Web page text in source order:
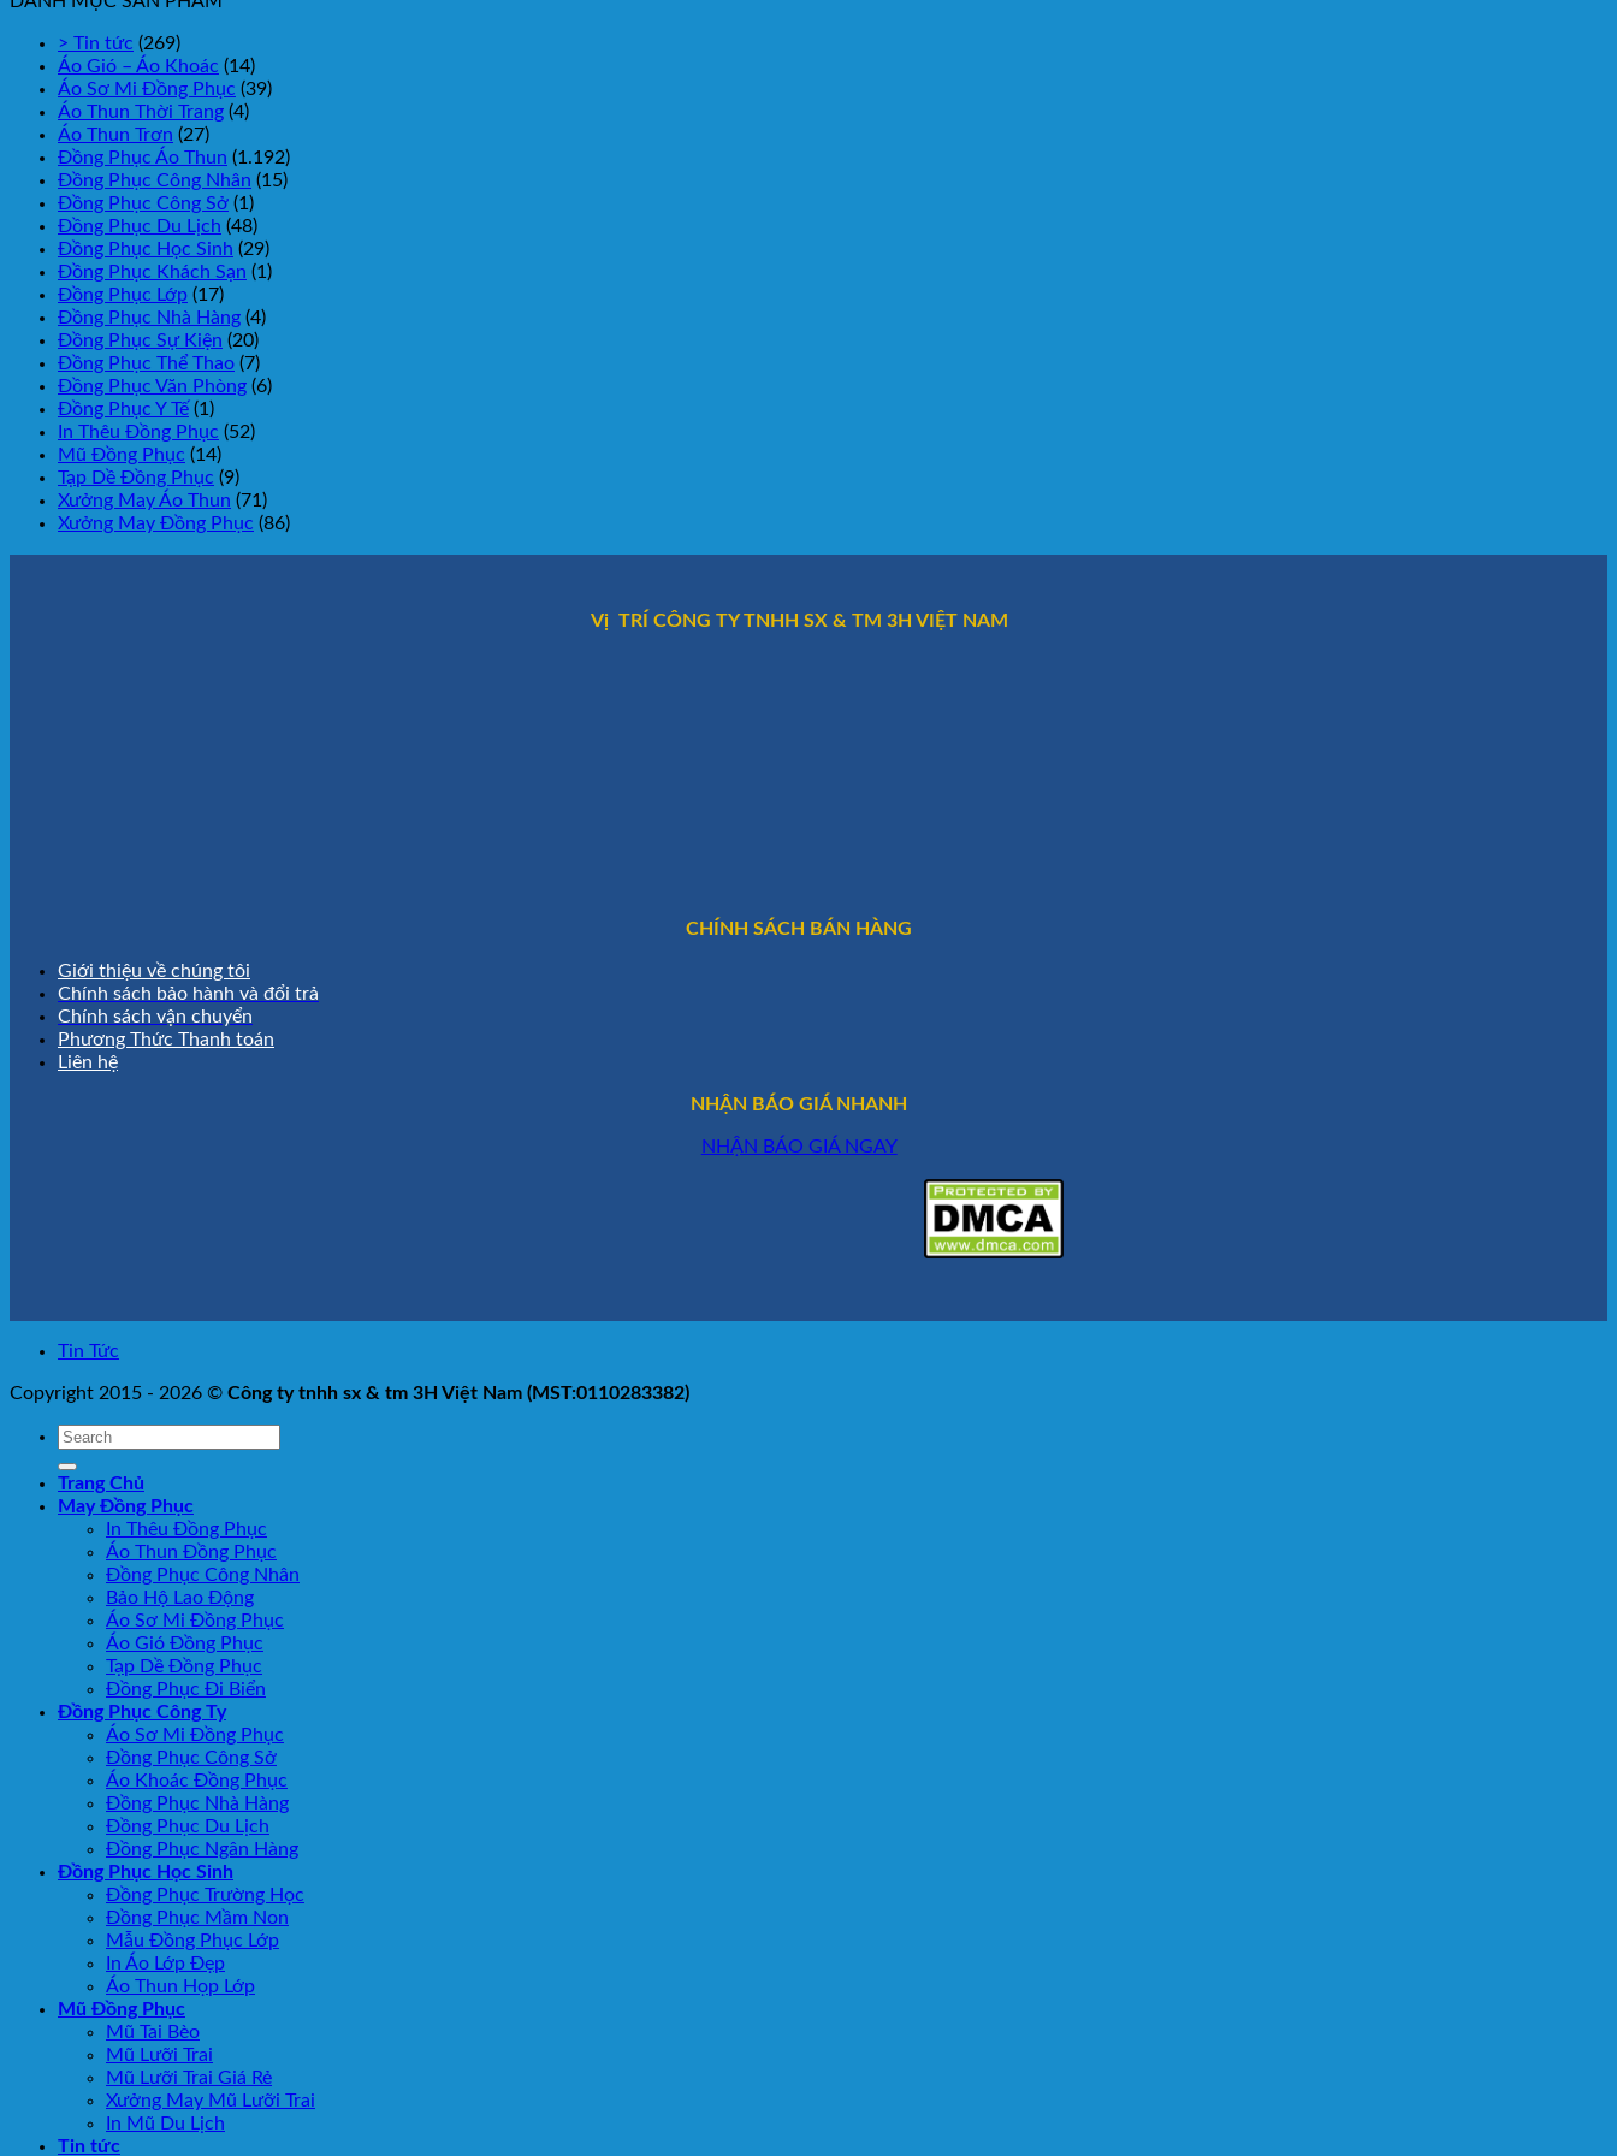
> Tin tức (269)
Áo Gió – Áo Khoác (14)
Áo Sơ Mi Đồng Phục (39)
Áo Thun Thời Trang (4)
Áo Thun Trơn (27)
Đồng Phục Áo Thun (1.192)
Đồng Phục Công Nhân (15)
Đồng Phục Công Sở (1)
Đồng Phục Du Lịch (48)
Đồng Phục Học Sinh (29)
Đồng Phục Khách Sạn (1)
Đồng Phục Lớp (17)
Đồng Phục Nhà Hàng (4)
Đồng Phục Sự Kiện (20)
Đồng Phục Thể Thao (7)
Đồng Phục Văn Phòng (6)
Đồng Phục Y Tế (1)
In Thêu Đồng Phục (52)
Mũ Đồng Phục (14)
Tạp Dề Đồng Phục (9)
Xưởng May Áo Thun (71)
Xưởng May Đồng Phục (86)
Vị TRÍ CÔNG TY TNHH SX & TM 3H VIỆT NAM
CHÍNH SÁCH BÁN HÀNG
Giới thiệu về chúng tôi
Chính sách bảo hành và đổi trả
Chính sách vận chuyển
Phương Thức Thanh toán
Liên hệ
NHẬN BÁO GIÁ NHANH
NHẬN BÁO GIÁ NGAY
Tin Tức
Copyright 2015 - 2026 © Công ty tnhh sx & tm 3H Việt Nam (MST:0110283382)
Trang Chủ
May Đồng Phục
In Thêu Đồng Phục
Áo Thun Đồng Phục
Đồng Phục Công Nhân
Bảo Hộ Lao Động
Áo Sơ Mi Đồng Phục
Áo Gió Đồng Phục
Tạp Dề Đồng Phục
Đồng Phục Đi Biển
Đồng Phục Công Ty
Áo Sơ Mi Đồng Phục
Đồng Phục Công Sở
Áo Khoác Đồng Phục
Đồng Phục Nhà Hàng
Đồng Phục Du Lịch
Đồng Phục Ngân Hàng
Đồng Phục Học Sinh
Đồng Phục Trường Học
Đồng Phục Mầm Non
Mẫu Đồng Phục Lớp
In Áo Lớp Đẹp
Áo Thun Họp Lớp
Mũ Đồng Phục
Mũ Tai Bèo
Mũ Lưỡi Trai
Mũ Lưỡi Trai Giá Rẻ
Xưởng May Mũ Lưỡi Trai
In Mũ Du Lịch
Tin tức